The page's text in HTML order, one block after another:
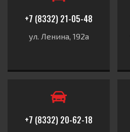
+7 (8332) 21-05-48
ул. Ленина, 192а
+7 (8332) 20-62-18